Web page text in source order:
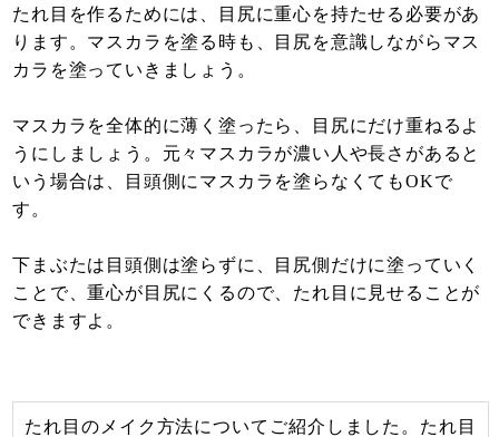
たれ目を作るためには、目尻に重心を持たせる必要があ
ります。マスカラを塗る時も、目尻を意識しながらマス
カラを塗っていきましょう。
マスカラを全体的に薄く塗ったら、目尻にだけ重ねるよ
うにしましょう。元々マスカラが濃い人や長さがあると
いう場合は、目頭側にマスカラを塗らなくてもOKで
す。
下まぶたは目頭側は塗らずに、目尻側だけに塗っていく
ことで、重心が目尻にくるので、たれ目に見せることが
できますよ。
たれ目のメイク方法についてご紹介しました。たれ目